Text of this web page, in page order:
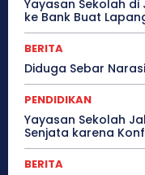
Yayasan Sekolah di
ke Bank Buat
BERITA
Diduga Sebar
PENDIDIKAN
Yayasan Sekolah
Senjata karena
BERITA